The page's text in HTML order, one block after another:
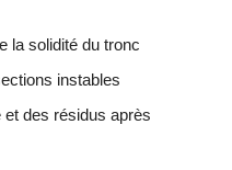
la solidité du tronc
instables
et des résidus après